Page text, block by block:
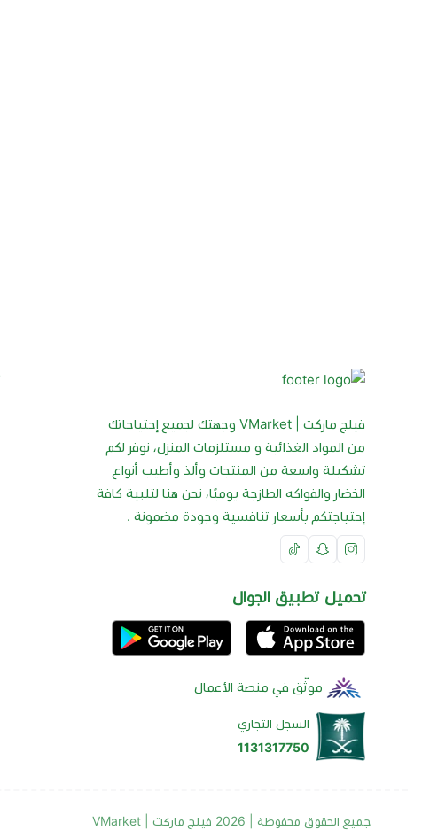
فيلج ماركت | VMarket وجهتك لجميع إحتياجاتك
من المواد الغذائية و مستلزمات المنزل، نوفر لكم
تشكيلة واسعة من المنتجات وألذ وأطيب أنواع
الخضار والفواكه الطازجة يوميًا، نحن هنا لتلبية كافة
إحتياجتكم بأسعار تنافسية وجودة مضمونة .
تحميل تطبيق الجوال
موثّق في منصة الأعمال
السجل التجاري
1131317750
جميع الحقوق محفوظة | 2026 فيلج ماركت | VMarket